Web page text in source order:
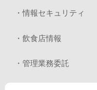
・情報セキュリティ
・飲食店情報
・管理業務委託